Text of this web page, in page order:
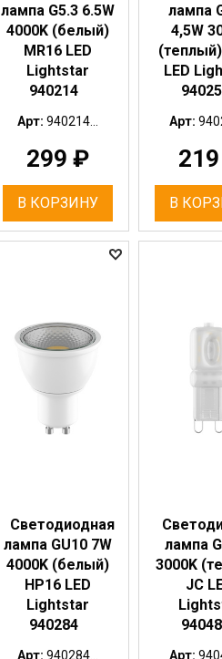
лампа G5.3 6.5W
4000K (белый)
MR16 LED
Lightstar
940214
Арт: 940214...
299 ₽
В КОРЗИНУ
лампа
4,5W
LED
Арт:
В
Светодиодная
лампа GU10 7W
4000K (белый)
HP16 LED
Lightstar
940284
Арт: 940284...
лампа
3000K
JC
Арт: